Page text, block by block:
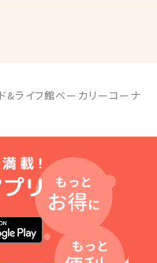
&ライフ館ベーカリーコーナ